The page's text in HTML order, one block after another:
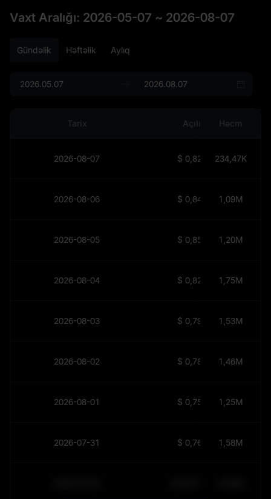
Vaxt Aralığı: 2026-05-07 ~ 2026-08-07
Gündəlik Həftəlik Aylıq
Tarix Açılış Həcm
2026-08-07 $ 0,8213 234,47K
2026-08-06 $ 0,8425 1,09M
2026-08-05 $ 0,8569 1,20M
2026-08-04 $ 0,8248 1,75M
2026-08-03 $ 0,7983 1,53M
2026-08-02 $ 0,7816 1,46M
2026-08-01 $ 0,7587 1,25M
2026-07-31 $ 0,7689 1,58M